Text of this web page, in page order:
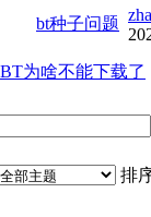
bt种子问题
BT为啥不能下载了
排